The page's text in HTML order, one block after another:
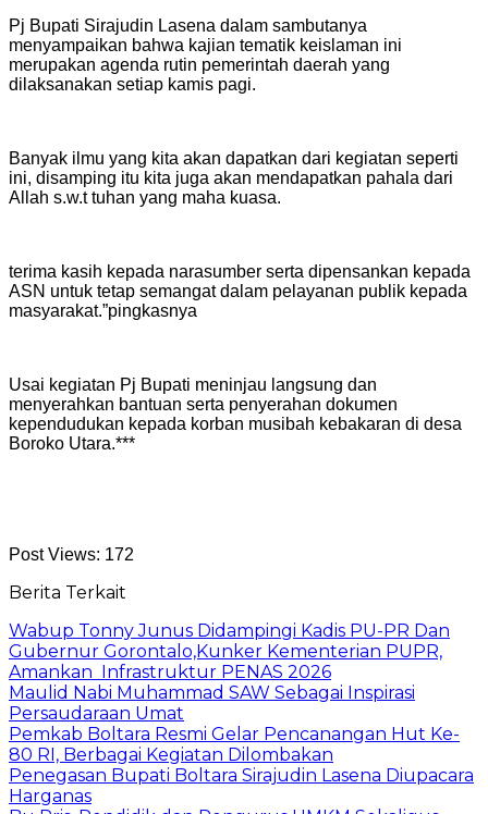
Pj Bupati Sirajudin Lasena dalam sambutanya
menyampaikan bahwa kajian tematik keislaman ini
merupakan agenda rutin pemerintah daerah yang
dilaksanakan setiap kamis pagi.
Banyak ilmu yang kita akan dapatkan dari kegiatan seperti
ini, disamping itu kita juga akan mendapatkan pahala dari
Allah s.w.t tuhan yang maha kuasa.
terima kasih kepada narasumber serta dipensankan kepada
ASN untuk tetap semangat dalam pelayanan publik kepada
masyarakat.”pingkasnya
Usai kegiatan Pj Bupati meninjau langsung dan
menyerahkan bantuan serta penyerahan dokumen
kependudukan kepada korban musibah kebakaran di desa
Boroko Utara.***
Post Views: 172
Berita Terkait
Wabup Tonny Junus Didampingi Kadis PU-PR Dan
Gubernur Gorontalo,Kunker Kementerian PUPR,
Amankan Infrastruktur PENAS 2026
Maulid Nabi Muhammad SAW Sebagai Inspirasi
Persaudaraan Umat
Pemkab Boltara Resmi Gelar Pencanangan Hut Ke-
80 RI, Berbagai Kegiatan Dilombakan
Penegasan Bupati Boltara Sirajudin Lasena Diupacara
Harganas